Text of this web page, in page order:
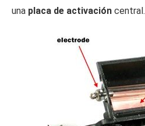
una placa de activación central.